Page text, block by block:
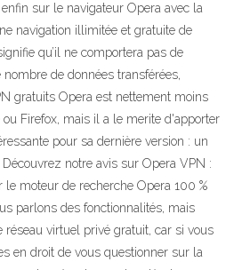
enfin sur le navigateur Opera avec la
navigation illimitée et gratuite de
qu’il ne comportera pas de
de données transférées,
gratuits Opera est nettement moins
Firefox, mais il a le merite d'apporter
pour sa dernière version : un
notre avis sur Opera VPN :
le moteur de recherche Opera 100 %
parlons des fonctionnalités, mais
réseau virtuel privé gratuit, car si vous
en droit de vous questionner sur la